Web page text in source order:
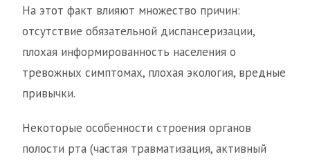
На этот факт влияют множество причин:
отсутствие обязательной диспансеризации,
плохая информированность населения о
тревожных симптомах, плохая экология, вредные
привычки.
Некоторые особенности строения органов
полости рта (частая травматизация, активный